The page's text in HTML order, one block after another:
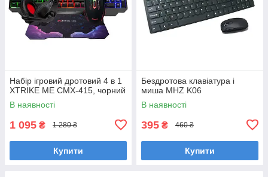
Набір ігровий дротовий 4 в 1
XTRIKE ME CMX-415, чорний
В наявності
1 095 ₴ 1 280 ₴
Купити
Бездротова клавіатура і
миша MHZ K06
В наявності
395 ₴ 460 ₴
Купити